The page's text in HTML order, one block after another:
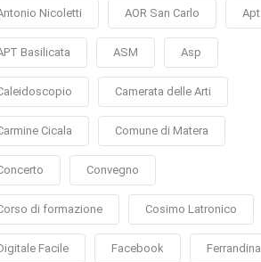
Nicoletti AOR San Carlo Apt
Basilicata ASM Asp
Camerata delle Arti
Cicala Comune di Matera
Convegno
di formazione Cosimo Latronico
Facile Facebook Ferrandina